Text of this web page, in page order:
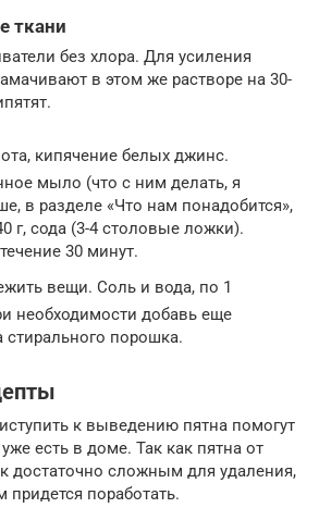
ткани
без хлора. Для усиления
в этом же растворе на 30-
кипячение белых джинс.
мыло (что с ним делать, я
в разделе «Что нам понадобится»,
г, сода (3-4 столовые ложки).
30 минут.
вещи. Соль и вода, по 1
необходимости добавь еще
стирального порошка.
к выведению пятна помогут
есть в доме. Так как пятна от
к достаточно сложным для удаления,
поработать.